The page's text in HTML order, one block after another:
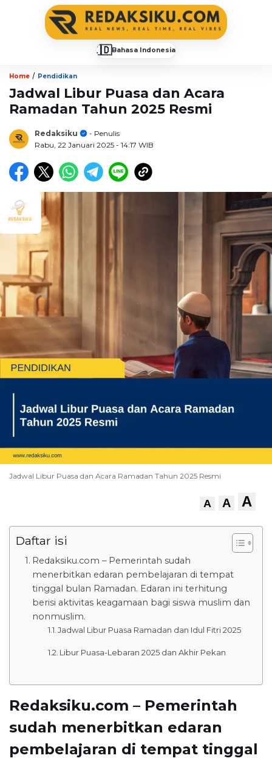
🇮🇩Bahasa Indonesia
Home / Pendidikan
Jadwal Libur Puasa dan Acara
Ramadan Tahun 2025 Resmi
Redaksiku
- Penulis
Rabu, 22 Januari 2025 - 14:17 WIB
Jadwal Libur Puasa dan Acara Ramadan Tahun 2025 Resmi
A A A
Daftar isi
Redaksiku.com – Pemerintah sudah
menerbitkan edaran pembelajaran di tempat
tinggal bulan Ramadan. Edaran ini terhitung
berisi aktivitas keagamaan bagi siswa muslim dan
nonmuslim.
Jadwal Libur Puasa Ramadan dan Idul Fitri 2025
Libur Puasa-Lebaran 2025 dan Akhir Pekan
Redaksiku.com – Pemerintah
sudah menerbitkan edaran
pembelajaran di tempat tinggal